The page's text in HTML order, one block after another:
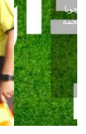
بعد
الدرجة
حسم